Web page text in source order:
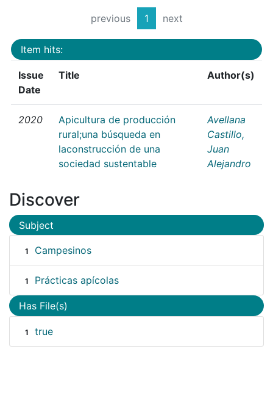
previous 1 next
Item hits:
Issue
Date
Title Author(s)
2020
Apicultura de producción
rural;una búsqueda en
laconstrucción de una
sociedad sustentable
Avellana
Castillo,
Juan
Alejandro
Discover
Subject
1 Campesinos
1 Prácticas apícolas
Has File(s)
1 true